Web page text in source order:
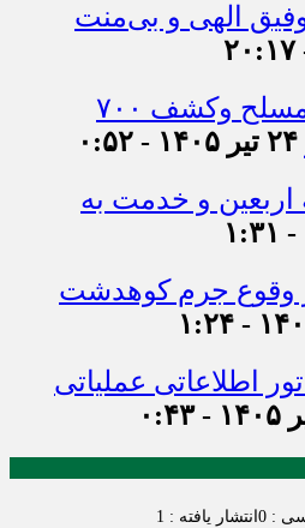
الهی و بی‌منت
هلاکت چهار شرور مسلح وکشف ۷۰۰
۲۴ تیر ۱۴۰۵ - ۰:۵۲
و خدمت‌ به
وقوع جرم کوهدشت
اطلاعاتی عملیاتی
: 0 انتشار یافته : 1